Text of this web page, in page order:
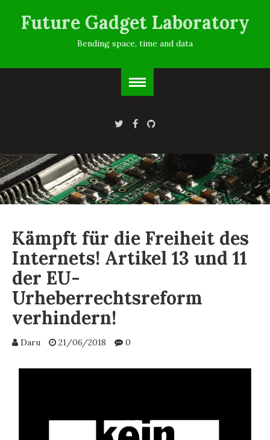
Future Gadget Laboratory
Bending space, time and data
Kämpft für die Freiheit des
Internets! Artikel 13 und 11
der EU-
Urheberrechtsreform
verhindern!
Daru 21/06/2018 0